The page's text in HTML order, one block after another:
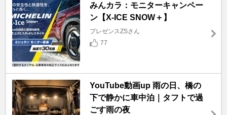
みんカラ：モニターキャンペー
ン【X-ICE SNOW＋】
プレゼンスZSさん
77
YouTube動画up 雨の日、橋の
下で静かに車中泊｜タフトで過
ごす雨の夜